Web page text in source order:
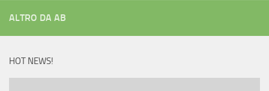
ALTRO DA AB
HOT NEWS!